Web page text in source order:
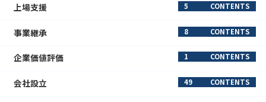
上場支援 5 CONTENTS
事業継承 8 CONTENTS
企業価値評価 1 CONTENTS
会社設立 49 CONTENTS